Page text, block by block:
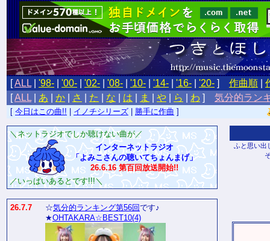
[ALL '98- '00- '02- '08- '10- '14- '16- '20- ] 作曲順
[ALL あ か さ た な は ま や ら わ ] 気分的ラン
[ 今日はこの曲!! イノチシリーズ 勝手に作曲 ]
＼ネットラジオでしか聴けない曲が／
インターネットラジオ
「よみこさんの聴いてちょんまげ」
26.6.16 第百回放送開始!!
／いっぱいあるとです!!!＼
26.7.7 ☆気分的ランキング第56回です♪
★OHTAKARA☆BEST10(4)
ふと思い出